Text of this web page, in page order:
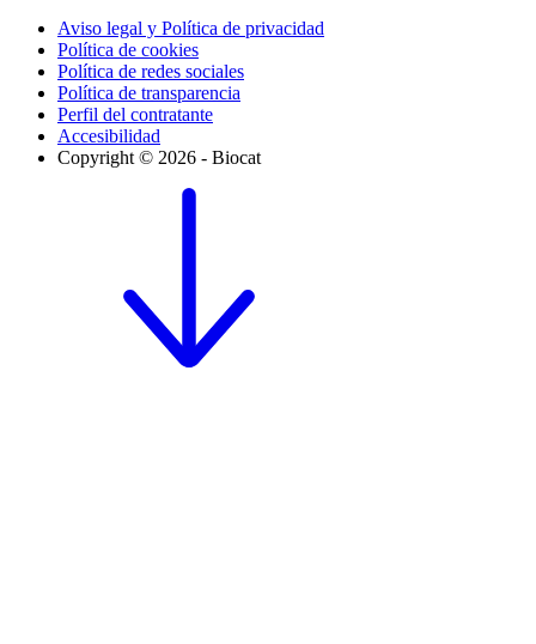
Aviso legal y Política de privacidad
Política de cookies
Política de redes sociales
Política de transparencia
Perfil del contratante
Accesibilidad
Copyright © 2026 - Biocat